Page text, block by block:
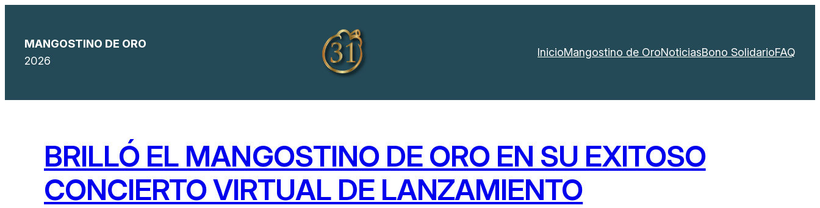
contenido
MANGOSTINO DE ORO
2026
InicioMangostino de OroNoticiasBono SolidarioFAQ
BRILLÓ EL MANGOSTINO DE ORO EN SU EXITOSO
CONCIERTO VIRTUAL DE LANZAMIENTO